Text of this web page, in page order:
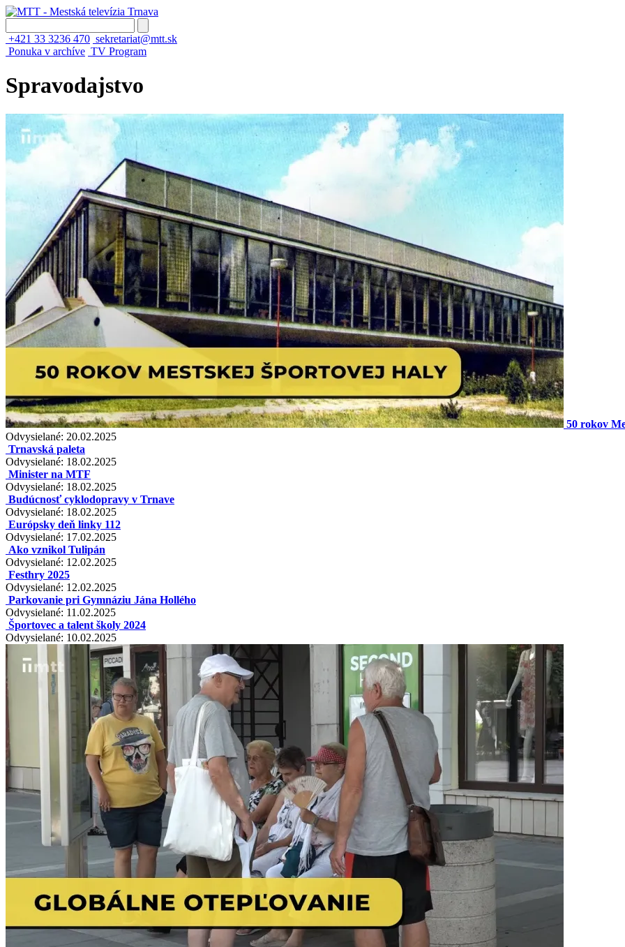
+421 33 3236 470 sekretariat@mtt.sk
Ponuka v archíve TV Program
Spravodajstvo
50 rokov
Odvysielané: 20.02.2025
Trnavská paleta
Odvysielané: 18.02.2025
Minister na MTF
Odvysielané: 18.02.2025
Budúcnosť cyklodopravy v Trnave
Odvysielané: 18.02.2025
Európsky deň linky 112
Odvysielané: 17.02.2025
Ako vznikol Tulipán
Odvysielané: 12.02.2025
Festhry 2025
Odvysielané: 12.02.2025
Parkovanie pri Gymnáziu Jána Hollého
Odvysielané: 11.02.2025
Športovec a talent školy 2024
Odvysielané: 10.02.2025